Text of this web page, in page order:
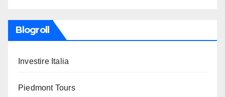
Blogroll
Investire Italia
Piedmont Tours